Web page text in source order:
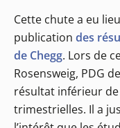
Cette chute a eu
publication des
de Chegg. Lors de
Rosensweig, PDG
résultat inférieur
trimestrielles. Il a